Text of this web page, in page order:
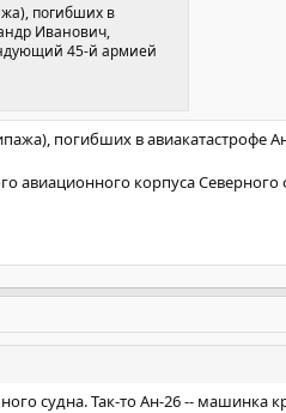
погибших в
Иванович,
45-й армией
погибших в авиакатастрофе
авиационного корпуса
судна. Так-то Ан-26 -- машинка